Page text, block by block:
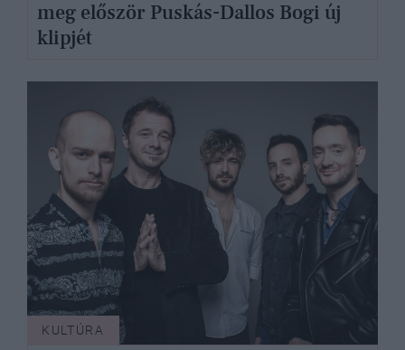
meg először Puskás-Dallos Bogi új
klipjét
KULTÚRA